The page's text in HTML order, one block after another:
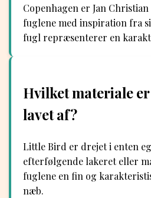
Copenhagen er Jan
fuglene med inspiration fra
fugl repræsenterer en
Hvilket materiale
lavet af?
Little Bird er drejet i enten
efterfølgende lakeret eller
fuglene en fin og
næb.